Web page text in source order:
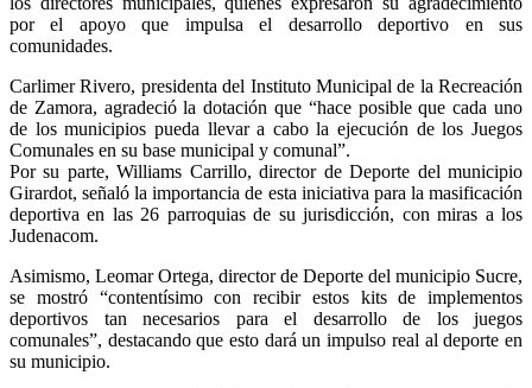
por el apoyo que impulsa el desarrollo deportivo en sus
comunidades.
Carlimer Rivero, presidenta del Instituto Municipal de la Recreación
de Zamora, agradeció la dotación que “hace posible que cada uno
de los municipios pueda llevar a cabo la ejecución de los Juegos
Comunales en su base municipal y comunal”.
Por su parte, Williams Carrillo, director de Deporte del municipio
Girardot, señaló la importancia de esta iniciativa para la masificación
deportiva en las 26 parroquias de su jurisdicción, con miras a los
Judenacom.
Asimismo, Leomar Ortega, director de Deporte del municipio Sucre,
se mostró “contentísimo con recibir estos kits de implementos
deportivos tan necesarios para el desarrollo de los juegos
comunales”, destacando que esto dará un impulso real al deporte en
su municipio.